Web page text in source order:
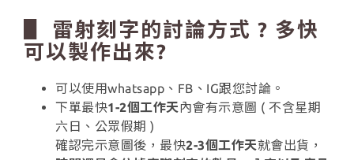
▋ 雷射刻字的討論方式 ? 多快
可以製作出來?
可以使用whatsapp、FB、IG跟您討論。
下單最快1-2個工作天內會有示意圖 ( 不含星期
六日、公眾假期 )
確認完示意圖後，最快2-3個工作天就會出貨，